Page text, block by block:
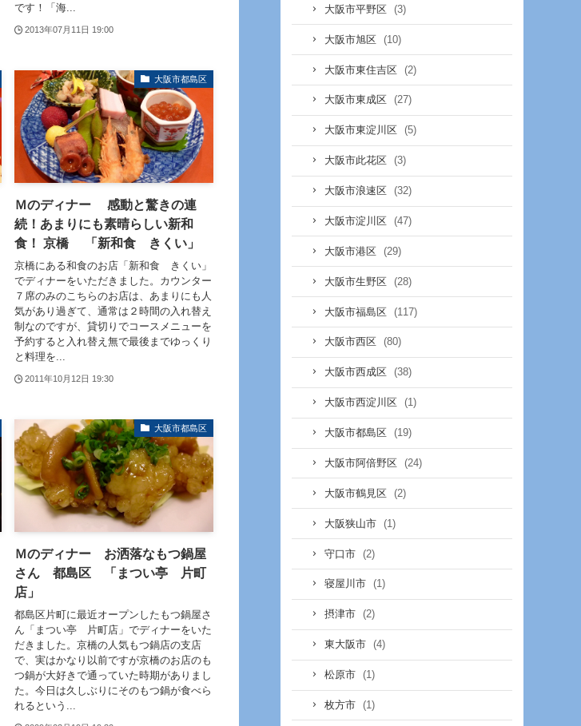
です！「海...
2013年07月11日 19:00
大阪市都島区
Ｍのディナー 感動と驚きの連
続！あまりにも素晴らしい新和
食！ 京橋 「新和食 きくい」
京橋にある和食のお店「新和食 きくい」
でディナーをいただきました。カウンター
７席のみのこちらのお店は、あまりにも人
気があり過ぎて、通常は２時間の入れ替え
制なのですが、貸切りでコースメニューを
予約すると入れ替え無で最後までゆっくり
と料理を...
2011年10月12日 19:30
大阪市都島区
Ｍのディナー お洒落なもつ鍋屋
さん 都島区 「まつい亭 片町
店」
都島区片町に最近オープンしたもつ鍋屋さ
ん「まつい亭 片町店」でディナーをいた
だきました。京橋の人気もつ鍋店の支店
で、実はかなり以前ですが京橋のお店のも
つ鍋が大好きで通っていた時期がありまし
た。今日は久しぶりにそのもつ鍋が食べら
れるという...
大阪市平野区 (3)
大阪市旭区 (10)
大阪市東住吉区 (2)
大阪市東成区 (27)
大阪市東淀川区 (5)
大阪市此花区 (3)
大阪市浪速区 (32)
大阪市淀川区 (47)
大阪市港区 (29)
大阪市生野区 (28)
大阪市福島区 (117)
大阪市西区 (80)
大阪市西成区 (38)
大阪市西淀川区 (1)
大阪市都島区 (19)
大阪市阿倍野区 (24)
大阪市鶴見区 (2)
大阪狭山市 (1)
守口市 (2)
寝屋川市 (1)
摂津市 (2)
東大阪市 (4)
松原市 (1)
枚方市 (1)